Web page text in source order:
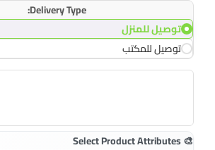
Delivery Type:
توصيل للمنزل
توصيل للمكتب